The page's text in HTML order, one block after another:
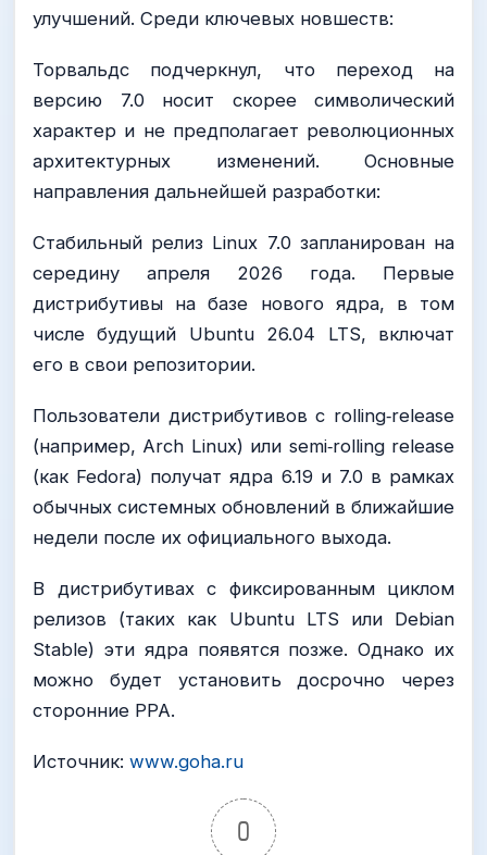
улучшений. Среди ключевых новшеств:
Торвальдс подчеркнул, что переход на
версию 7.0 носит скорее символический
характер и не предполагает революционных
архитектурных изменений. Основные
направления дальнейшей разработки:
Стабильный релиз Linux 7.0 запланирован на
середину апреля 2026 года. Первые
дистрибутивы на базе нового ядра, в том
числе будущий Ubuntu 26.04 LTS, включат
его в свои репозитории.
Пользователи дистрибутивов с rolling‑release
(например, Arch Linux) или semi‑rolling release
(как Fedora) получат ядра 6.19 и 7.0 в рамках
обычных системных обновлений в ближайшие
недели после их официального выхода.
В дистрибутивах с фиксированным циклом
релизов (таких как Ubuntu LTS или Debian
Stable) эти ядра появятся позже. Однако их
можно будет установить досрочно через
сторонние PPA.
Источник: www.goha.ru
0